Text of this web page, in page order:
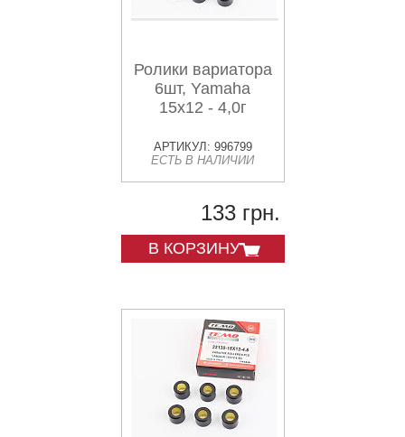
Ролики вариатора
6шт, Yamaha
15x12 - 4,0г
АРТИКУЛ: 996799
ЕСТЬ В НАЛИЧИИ
133 грн.
В КОРЗИНУ